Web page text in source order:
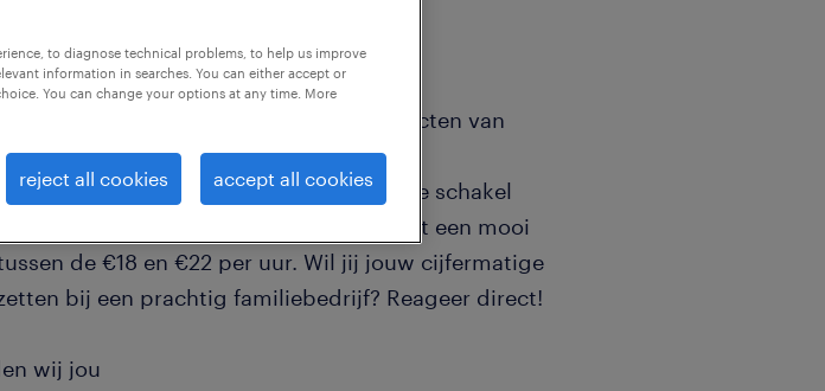
organisatorische duizendpoot die projecten van
realisatie in goede banen leidt? Als
Calculator ben jij de onmisbare schakel
en de hoveniers buiten. Je verdient een mooi
de €18 en €22 per uur. Wil jij jouw cijfermatige
bij een prachtig familiebedrijf? Reageer direct!
wij jou
to diagnose technical problems, to help us improve
information in searches. You can either accept or
You can change your options at any time. More
reject all cookies accept all cookies